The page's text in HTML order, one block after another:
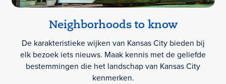
Neighborhoods to know
De karakteristieke wijken van Kansas City bieden bij
elk bezoek iets nieuws. Maak kennis met de geliefde
bestemmingen die het landschap van Kansas City
kenmerken.